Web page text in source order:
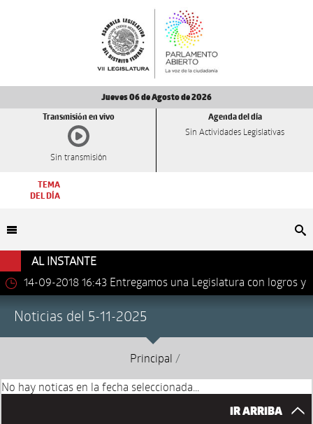
Jueves 06 de Agosto de 2026
Transmisión en vivo
Sin transmisión
Agenda del día
Sin Actividades Legislativas
TEMA
DEL DÍA
AL INSTANTE
14-09-2018 16:43 Entregamos una Legislatura con logros y
Noticias del 5-11-2025
Principal /
No hay noticas en la fecha seleccionada...
IR ARRIBA